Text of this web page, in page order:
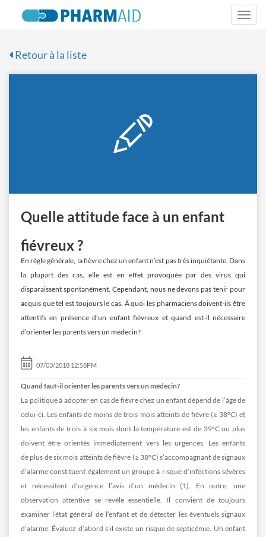
Retour à la liste
Quelle attitude face à un enfant
fiévreux ?
En règle générale, la fièvre chez un enfant n’est pas très inquiétante. Dans
la plupart des cas, elle est en effet provoquée par des virus qui
disparaissent spontanément. Cependant, nous ne devons pas tenir pour
acquis que tel est toujours le cas. À quoi les pharmaciens doivent-ils être
attentifs en présence d’un enfant fiévreux et quand est-il nécessaire
d’orienter les parents vers un médecin?
07/03/2018 12:58PM
Quand faut-il orienter les parents vers un médecin?
La politique à adopter en cas de fièvre chez un enfant dépend de l’âge de
celui-ci. Les enfants de moins de trois mois atteints de fièvre (≥ 38°C) et
les enfants de trois à six mois dont la température est de 39°C ou plus
doivent être orientés immédiatement vers les urgences. Les enfants
de plus de six mois atteints de fièvre (≥ 38°C) s’accompagnant de signaux
d’alarme constituent également un groupe à risque d’infections sévères
et nécessitent d’urgence l’avis d’un médecin (1). En outre, une
observation attentive se révèle essentielle. Il convient de toujours
examiner l’état général de l’enfant et de détecter les éventuels signaux
d’alarme. Évaluez d’abord s’il existe un risque de septicémie. Un enfant